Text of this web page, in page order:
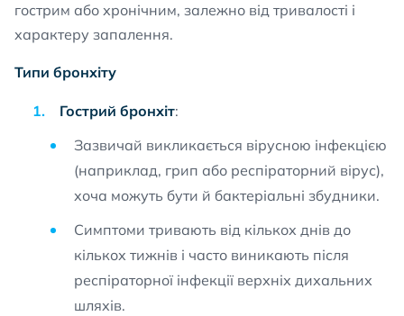
гострим або хронічним, залежно від тривалості і
характеру запалення.
Типи бронхіту
Гострий бронхіт:
Зазвичай викликається вірусною інфекцією
(наприклад, грип або респіраторний вірус),
хоча можуть бути й бактеріальні збудники.
Симптоми тривають від кількох днів до
кількох тижнів і часто виникають після
респіраторної інфекції верхніх дихальних
шляхів.